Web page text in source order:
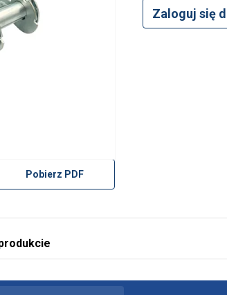
Pobierz PDF
Zaloguj się